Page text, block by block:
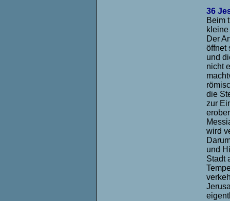
36
Beim
Der
öffnet
und
nicht
die
zur
wird
und
Stadt